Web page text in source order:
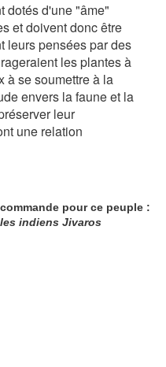
dotés d'une "âme"
et doivent donc être
leurs pensées par des
les plantes à
à se soumettre à la
envers la faune et la
leur
une relation
pour ce peuple :
indiens Jivaros